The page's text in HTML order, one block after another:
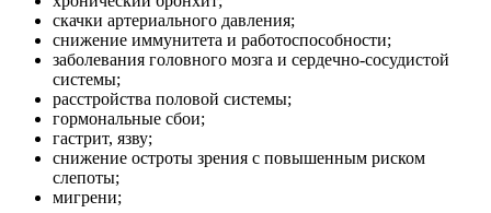
скачки артериального давления;
снижение иммунитета и работоспособности;
заболевания головного мозга и сердечно-сосудистой
системы;
расстройства половой системы;
гормональные сбои;
гастрит, язву;
снижение остроты зрения с повышенным риском
слепоты;
мигрени;